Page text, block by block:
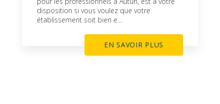
disposition si vous voulez que votre
établissement soit bien e...
EN SAVOIR PLUS